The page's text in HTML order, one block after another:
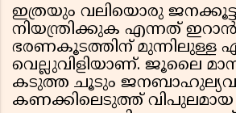
ഇത്രയും വലിയൊരു
നിയന്ത്രിക്കുക എന്നത് ഇറാൻ
ഭരണകൂടത്തിന് മുന്നിലുള്ള
വെല്ലുവിളിയാണ്. ജൂലൈ
കടുത്ത ചൂടും
കണക്കിലെടുത്ത്